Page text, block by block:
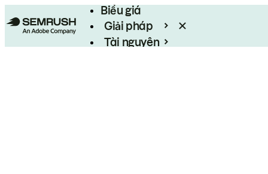
Biểu giá
Giải pháp
Tài nguyên